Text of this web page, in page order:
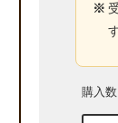
※
購入数